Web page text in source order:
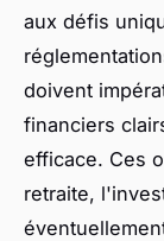
aux défis
doivent
financiers
efficace. Ces
retraite,